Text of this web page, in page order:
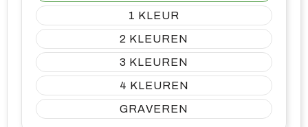
1
2
3
4
GRAVEREN